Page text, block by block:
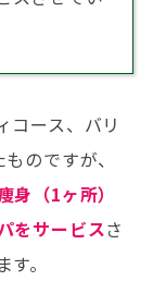
コース、バリ
のですが、
身（1ヶ所）
をサービスさ
。